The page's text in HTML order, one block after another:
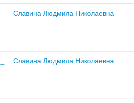
Славина Людмила Николаевна
Славина Людмила Николаевна